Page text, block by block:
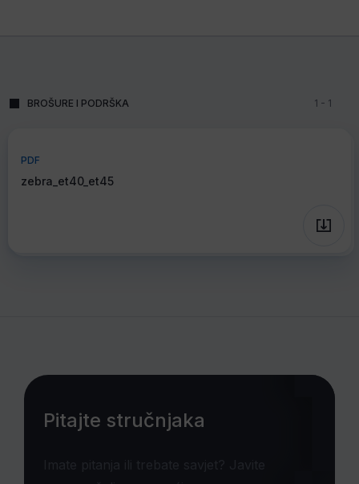
BROŠURE I PODRŠKA 1 - 1
PDF
zebra_et40_et45
Pitajte stručnjaka